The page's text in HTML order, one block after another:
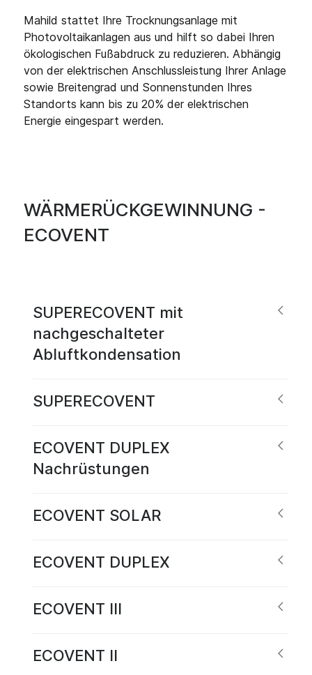
Mahild stattet Ihre Trocknungsanlage mit
Photovoltaikanlagen aus und hilft so dabei Ihren
ökologischen Fußabdruck zu reduzieren. Abhängig
von der elektrischen Anschlussleistung Ihrer Anlage
sowie Breitengrad und Sonnenstunden Ihres
Standorts kann bis zu 20% der elektrischen
Energie eingespart werden.
WÄRMERÜCKGEWINNUNG -
ECOVENT
SUPERECOVENT mit
nachgeschalteter
Abluftkondensation
SUPERECOVENT
ECOVENT DUPLEX
Nachrüstungen
ECOVENT SOLAR
ECOVENT DUPLEX
ECOVENT III
ECOVENT II